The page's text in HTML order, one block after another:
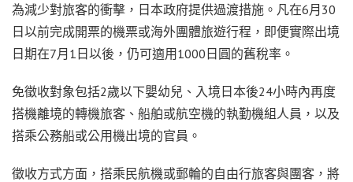
為減少對旅客的衝擊，日本政府提供過渡措施。凡在6月30
日以前完成開票的機票或海外團體旅遊行程，即便實際出境
日期在7月1日以後，仍可適用1000日圓的舊稅率。
免徵收對象包括2歲以下嬰幼兒、入境日本後24小時內再度
搭機離境的轉機旅客、船舶或航空機的執勤機組人員，以及
搭乘公務船或公用機出境的官員。
徵收方式方面，搭乘民航機或郵輪的自由行旅客與團客，將